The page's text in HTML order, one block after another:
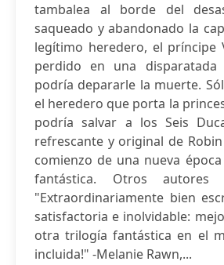
tambalea al borde del
saqueado y abandonado la
legítimo heredero, el príncipe
perdido en una disparatada
podría depararle la muerte.
el heredero que porta la
podría salvar a los Seis
refrescante y original de
comienzo de una nueva
fantástica. Otros autores
"Extraordinariamente bien
satisfactoria e inolvidable:
otra trilogía fantástica en el
incluida!" -Melanie Rawn,...